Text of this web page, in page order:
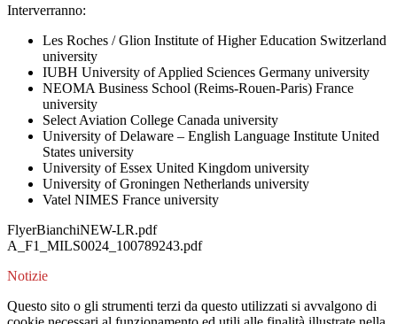
Interverranno:
Les Roches / Glion Institute of Higher Education Switzerland
university
IUBH University of Applied Sciences Germany university
NEOMA Business School (Reims-Rouen-Paris) France
university
Select Aviation College Canada university
University of Delaware – English Language Institute United
States university
University of Essex United Kingdom university
University of Groningen Netherlands university
Vatel NIMES France university
FlyerBianchiNEW-LR.pdf
A_F1_MILS0024_100789243.pdf
Notizie
Questo sito o gli strumenti terzi da questo utilizzati si avvalgono di